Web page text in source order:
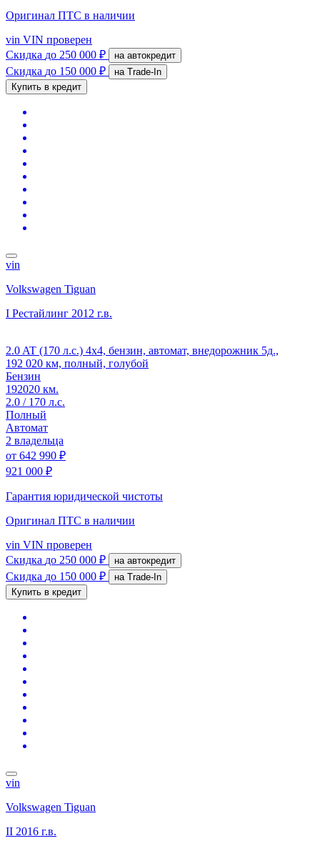
Оригинал ПТС в наличии
vin VIN проверен
Скидка до 250 000 ₽ на автокредит
Скидка до 150 000 ₽
на Trade-In
Купить в кредит
vin
Volkswagen Tiguan
I Рестайлинг 2012 г.в.
2.0 AT (170 л.с.) 4x4, бензин, автомат, внедорожник 5д.,
192 020 км, полный, голубой
Бензин
192020 км.
2.0 / 170 л.с.
Полный
Автомат
2 владельца
от 642 990 ₽
921 000 ₽
Гарантия юридической чистоты
Оригинал ПТС в наличии
vin VIN проверен
Скидка до 250 000 ₽ на автокредит
Скидка до 150 000 ₽
на Trade-In
Купить в кредит
vin
Volkswagen Tiguan
II 2016 г.в.